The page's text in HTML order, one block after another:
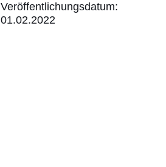
Veröffentlichungsdatum:
01.02.2022